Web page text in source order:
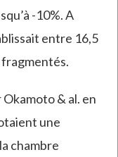
-10%. A
entre 16,5
fragmentés.
& al. en
une
chambre